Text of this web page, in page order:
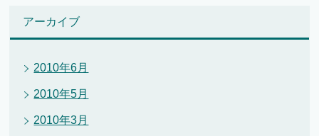
アーカイブ
2010年6月
2010年5月
2010年3月